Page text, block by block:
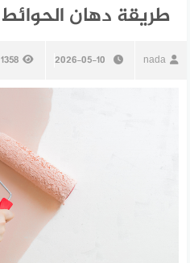
طريقة دهان الحوائط
nada
2026-05-10
1358